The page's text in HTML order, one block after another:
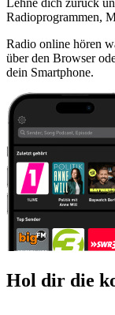
Radioprogrammen,
Radio online hören
über den Browser
dein Smartphone.
Hol dir die